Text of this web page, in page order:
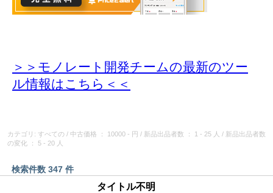
＞＞モノレート開発チームの最新のツー
ル情報はこちら＜＜
カテゴリ: すべての / 中古価格 ： 10000 - 円 / 新品出品者数 ： 1 - 25 人 / 新品出品者数
の変化
： 5 - 20 人
検索件数 347 件
タイトル不明